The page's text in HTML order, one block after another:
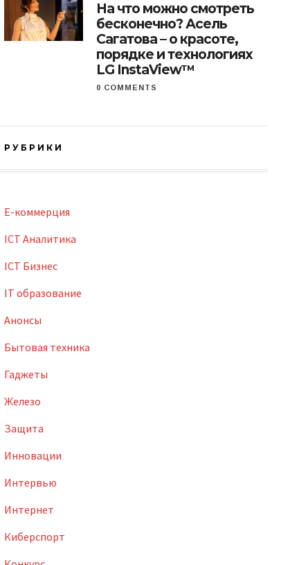
На что можно смотреть
бесконечно? Асель
Сагатова – о красоте,
порядке и технологиях
LG InstaView™
0 COMMENTS
РУБРИКИ
E-коммерция
ICT Аналитика
ICT Бизнес
IT образование
Анонсы
Бытовая техника
Гаджеты
Железо
Защита
Инновации
Интервью
Интернет
Киберспорт